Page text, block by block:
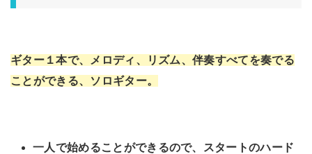
ギター１本で、メロディ、リズム、伴奏すべてを奏でる
ことができる、ソロギター。
一人で始めることができるので、スタートのハード